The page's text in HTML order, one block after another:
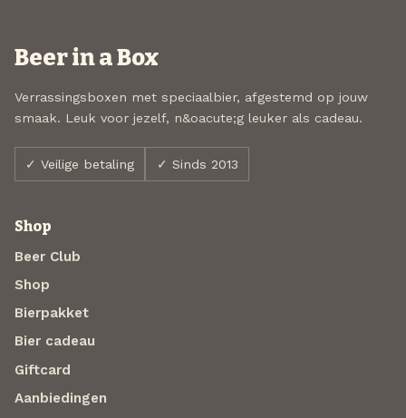
Beer in a Box
Verrassingsboxen met speciaalbier, afgestemd op jouw
smaak. Leuk voor jezelf, n&oacute;g leuker als cadeau.
✓ Veilige betaling ✓ Sinds 2013
Shop
Beer Club
Shop
Bierpakket
Bier cadeau
Giftcard
Aanbiedingen